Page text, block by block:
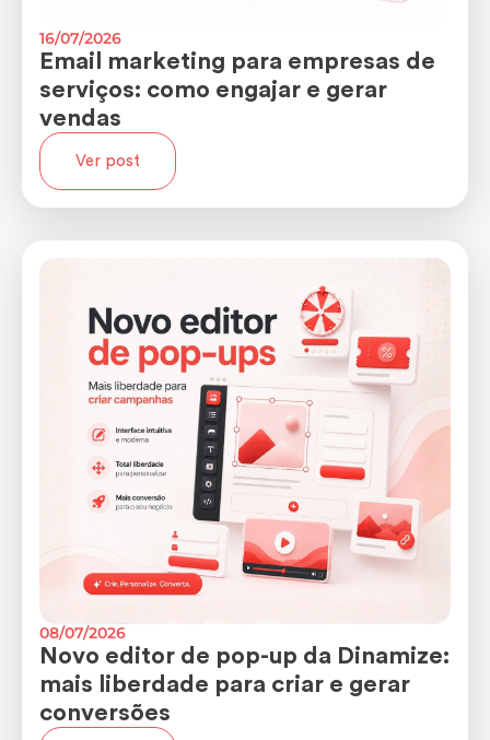
16/07/2026
Email marketing para empresas de
serviços: como engajar e gerar
vendas
Ver post
08/07/2026
Novo editor de pop-up da Dinamize:
mais liberdade para criar e gerar
conversões